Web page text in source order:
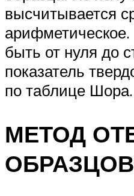
высчитывается
арифметическое.
быть от нуля до
показатель
по таблице Шора.
МЕТОД
ОБРАЗЦОВ